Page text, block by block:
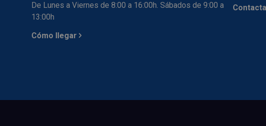
De Lunes a Viernes de 8:00 a 16:00h. Sábados de 9:00 a
13:00h
Cómo llegar